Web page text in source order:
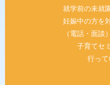
就学前の未就
妊娠中の方を
（電話・面談
子育てセ
行って